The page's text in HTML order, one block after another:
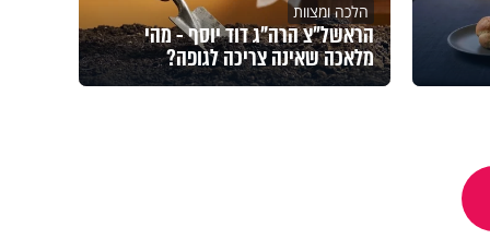
הלכה ומצוות
הראשל"צ הרה"ג דוד יוסף - מהי
מלאכה שאינה צריכה לגופה?